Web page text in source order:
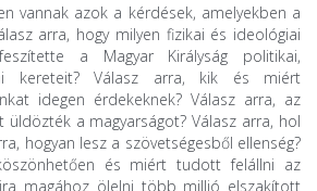
vannak azok a kérdések, amelyekben a
arra, hogy milyen fizikai és ideológiai
a Magyar Királyság politikai,
kereteit? Válasz arra, kik és miért
idegen érdekeknek? Válasz arra, az
a magyarságot? Válasz arra, hol
hogyan lesz a szövetségesből ellenség?
és miért tudott felállni az
magához ölelni több millió elszakított